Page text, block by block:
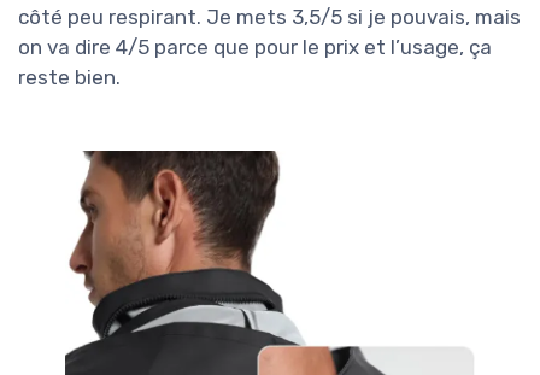
côté peu respirant. Je mets 3,5/5 si je pouvais, mais
on va dire 4/5 parce que pour le prix et l’usage, ça
reste bien.